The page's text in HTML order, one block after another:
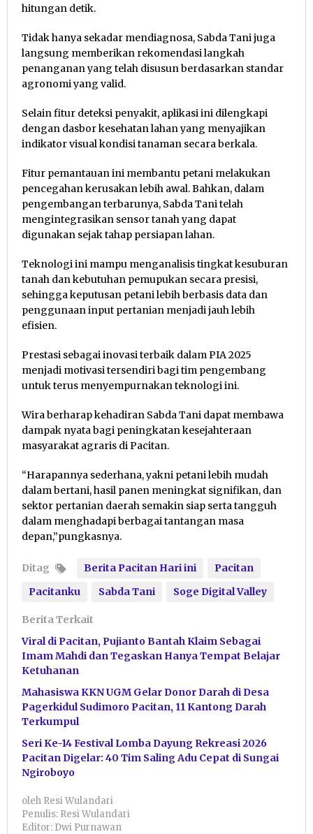
hitungan detik.
Tidak hanya sekadar mendiagnosa, Sabda Tani juga
langsung memberikan rekomendasi langkah
penanganan yang telah disusun berdasarkan standar
agronomi yang valid.
Selain fitur deteksi penyakit, aplikasi ini dilengkapi
dengan dasbor kesehatan lahan yang menyajikan
indikator visual kondisi tanaman secara berkala.
Fitur pemantauan ini membantu petani melakukan
pencegahan kerusakan lebih awal. Bahkan, dalam
pengembangan terbarunya, Sabda Tani telah
mengintegrasikan sensor tanah yang dapat
digunakan sejak tahap persiapan lahan.
Teknologi ini mampu menganalisis tingkat kesuburan
tanah dan kebutuhan pemupukan secara presisi,
sehingga keputusan petani lebih berbasis data dan
penggunaan input pertanian menjadi jauh lebih
efisien.
Prestasi sebagai inovasi terbaik dalam PIA 2025
menjadi motivasi tersendiri bagi tim pengembang
untuk terus menyempurnakan teknologi ini.
Wira berharap kehadiran Sabda Tani dapat membawa
dampak nyata bagi peningkatan kesejahteraan
masyarakat agraris di Pacitan.
“Harapannya sederhana, yakni petani lebih mudah
dalam bertani, hasil panen meningkat signifikan, dan
sektor pertanian daerah semakin siap serta tangguh
dalam menghadapi berbagai tantangan masa
depan,”pungkasnya.
Ditag Berita Pacitan Hari ini
Pacitan
Pacitanku
Sabda Tani Soge Digital Valley
Berita Terkait
Viral di Pacitan, Pujianto Bantah Klaim Sebagai
Imam Mahdi dan Tegaskan Hanya Tempat Belajar
Ketuhanan
Mahasiswa KKN UGM Gelar Donor Darah di Desa
Pagerkidul Sudimoro Pacitan, 11 Kantong Darah
Terkumpul
Seri Ke-14 Festival Lomba Dayung Rekreasi 2026
Pacitan Digelar: 40 Tim Saling Adu Cepat di Sungai
Ngiroboyo
oleh Resi Wulandari
Penulis: Resi Wulandari
Editor: Dwi Purnawan